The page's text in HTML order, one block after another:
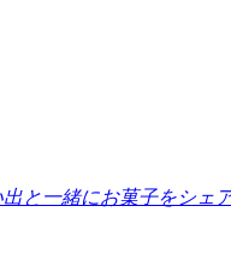
と一緒にお菓子をシェ